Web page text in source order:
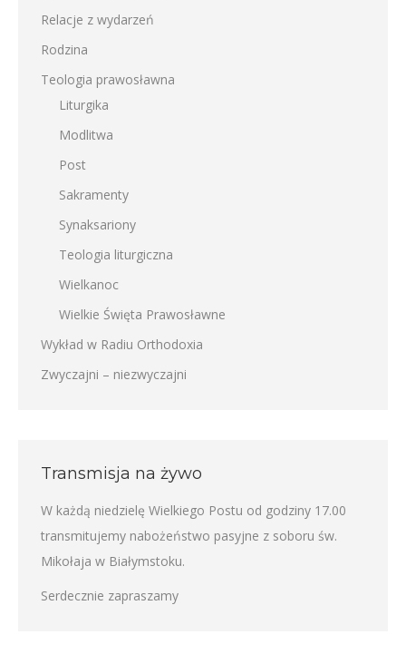
Relacje z wydarzeń
Rodzina
Teologia prawosławna
Liturgika
Modlitwa
Post
Sakramenty
Synaksariony
Teologia liturgiczna
Wielkanoc
Wielkie Święta Prawosławne
Wykład w Radiu Orthodoxia
Zwyczajni – niezwyczajni
Transmisja na żywo
W każdą niedzielę Wielkiego Postu od godziny 17.00
transmitujemy nabożeństwo pasyjne z soboru św.
Mikołaja w Białymstoku.
Serdecznie zapraszamy